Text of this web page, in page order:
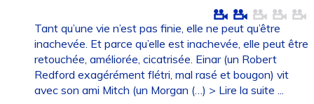
Tant qu’une vie n’est pas finie, elle ne peut qu’être
inachevée. Et parce qu’elle est inachevée, elle peut être
retouchée, améliorée, cicatrisée. Einar (un Robert
Redford exagérément flétri, mal rasé et bougon) vit
avec son ami Mitch (un Morgan (…) > Lire la suite ...